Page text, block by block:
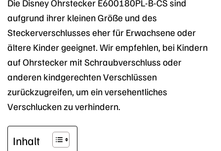
Die Disney Ohrstecker E600180PL-B-CS sind
aufgrund ihrer kleinen Größe und des
Steckerverschlusses eher für Erwachsene oder
ältere Kinder geeignet. Wir empfehlen, bei Kindern
auf Ohrstecker mit Schraubverschluss oder
anderen kindgerechten Verschlüssen
zurückzugreifen, um ein versehentliches
Verschlucken zu verhindern.
Inhalt